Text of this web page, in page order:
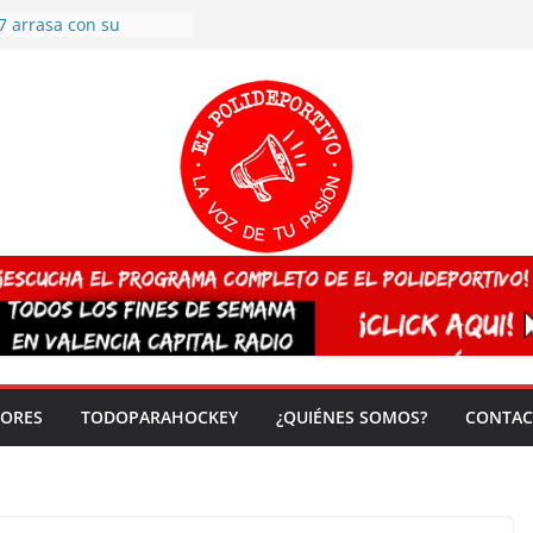
arrasa con su
España sub20
del mundo
vez!
TODOPARAHOCKEY ¿QUIÉNES SOMOS?